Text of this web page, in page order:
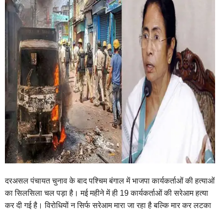
दरअसल पंचायत चुनाव के बाद पश्चिम बंगाल में भाजपा कार्यकर्ताओं की हत्याओं
का सिलसिला चल पड़ा है। मई महीने में ही 19 कार्यकर्ताओं की सरेआम हत्या
कर दी गई है। विरोधियों न सिर्फ सरेआम मारा जा रहा है बल्कि मार कर लटका